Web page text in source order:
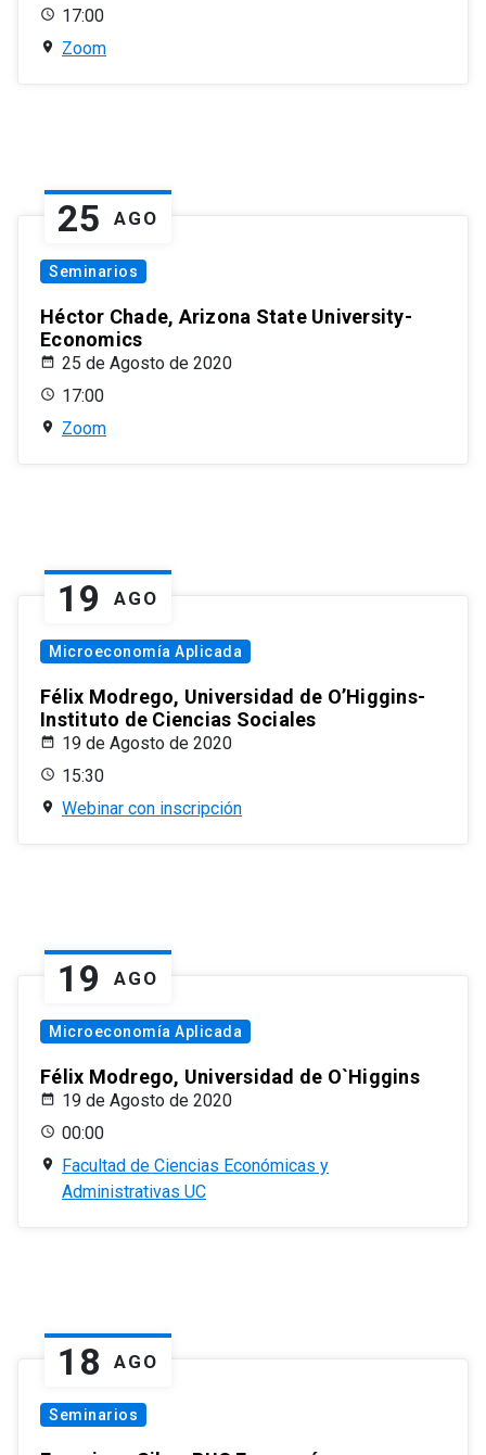
17:00
Zoom
25 AGO
Seminarios
Héctor Chade, Arizona State University-
Economics
25 de Agosto de 2020
17:00
Zoom
19 AGO
Microeconomía Aplicada
Félix Modrego, Universidad de O’Higgins-
Instituto de Ciencias Sociales
19 de Agosto de 2020
15:30
Webinar con inscripción
19 AGO
Microeconomía Aplicada
Félix Modrego, Universidad de O`Higgins
19 de Agosto de 2020
00:00
Facultad de Ciencias Económicas y
Administrativas UC
18 AGO
Seminarios